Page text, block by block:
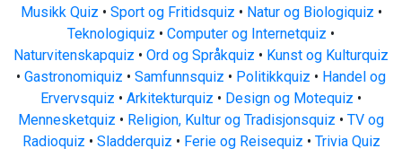
Musikk Quiz • Sport og Fritidsquiz • Natur og Biologiquiz •
Teknologiquiz • Computer og Internetquiz •
Naturvitenskapquiz • Ord og Språkquiz • Kunst og Kulturquiz
• Gastronomiquiz • Samfunnsquiz • Politikkquiz • Handel og
Ervervsquiz • Arkitekturquiz • Design og Motequiz •
Mennesketquiz • Religion, Kultur og Tradisjonsquiz • TV og
Radioquiz • Sladderquiz • Ferie og Reisequiz • Trivia Quiz